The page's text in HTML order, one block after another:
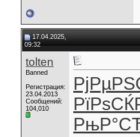
17.04.2025,
09:32
tolten
Banned
Регистрация:
23.04.2013
Сообщений:
104,010